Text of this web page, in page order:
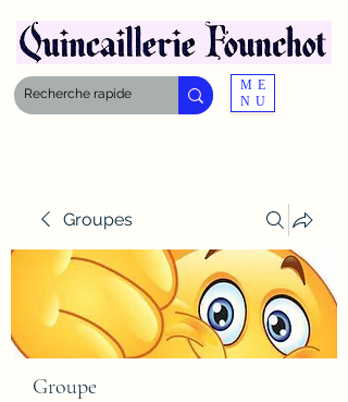
ME
NU
Groupes
Groupe